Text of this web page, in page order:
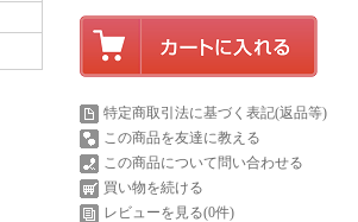
特定商取引法に基づく表記(返品等)
この商品を友達に教える
この商品について問い合わせる
買い物を続ける
レビューを見る(0件)